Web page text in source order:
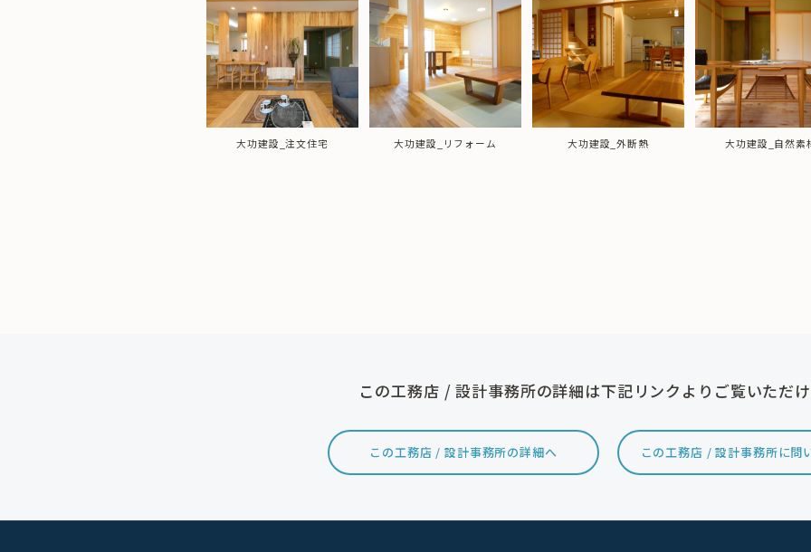
大功建設_注文住宅 大功建設_リフォーム 大功建設_外断熱 大功建設_自然素
この工務店 / 設計事務所の詳細は下記リンクよりご覧いただけ
この工務店 / 設計事務所の詳細へ この工務店 / 設計事務所に問